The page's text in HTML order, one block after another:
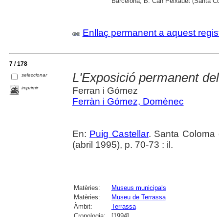
Enllaç permanent a aquest
7 / 178
seleccionar
imprimir
L'Exposició permanent
Ferran i Gómez
Ferràn i Gómez, Domènec
En: Puig Castellar. Santa Coloma
(abril 1995), p. 70-73 : il.
Matèries:
Museus municipals
Matèries:
Museu de Terrassa
Àmbit:
Terrassa